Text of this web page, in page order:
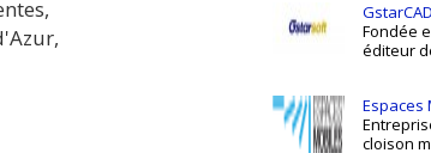
GstarCAD
Fondée
éditeur
Espaces
cloison